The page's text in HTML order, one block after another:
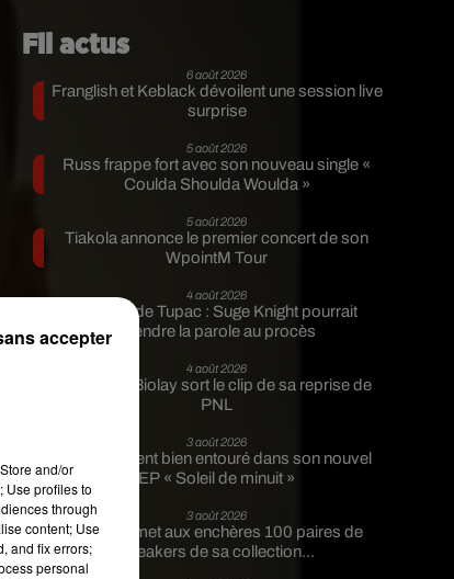
Fil actus
6 août 2026
Franglish et Keblack dévoilent une session live
surprise
5 août 2026
Russ frappe fort avec son nouveau single «
Coulda Shoulda Woulda »
5 août 2026
Tiakola annonce le premier concert de son
WpointM Tour
4 août 2026
Meurtre de Tupac : Suge Knight pourrait
prendre la parole au procès
4 août 2026
Benjamin Biolay sort le clip de sa reprise de
PNL
3 août 2026
Rim’K revient bien entouré dans son nouvel
EP « Soleil de minuit »
3 août 2026
Eminem met aux enchères 100 paires de
sneakers de sa collection...
and/or
Use profiles to
through
content; Use
and fix errors;
personal
accepter